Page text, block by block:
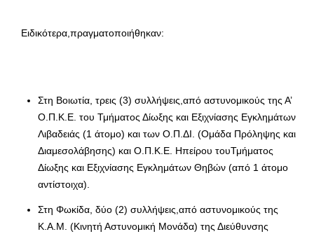
Ειδικότερα,πραγματοποιήθηκαν:
Στη Βοιωτία, τρεις (3) συλλήψεις,από αστυνομικούς της Α’
Ο.Π.Κ.Ε. του Τμήματος Δίωξης και Εξιχνίασης Εγκλημάτων
Λιβαδειάς (1 άτομο) και των Ο.Π.ΔΙ. (Ομάδα Πρόληψης και
Διαμεσολάβησης) και Ο.Π.Κ.Ε. Ηπείρου τουΤμήματος
Δίωξης και Εξιχνίασης Εγκλημάτων Θηβών (από 1 άτομο
αντίστοιχα).
Στη Φωκίδα, δύο (2) συλλήψεις,από αστυνομικούς της
Κ.Α.Μ. (Κινητή Αστυνομική Μονάδα) της Διεύθυνσης